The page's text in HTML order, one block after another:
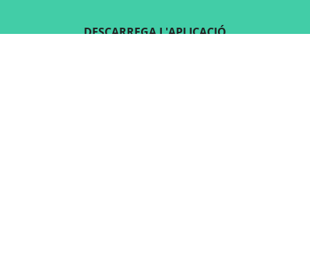
DESCARREGA L'APLICACIÓ